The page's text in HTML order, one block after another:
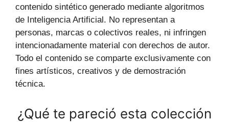
contenido sintético generado mediante algoritmos
de Inteligencia Artificial. No representan a
personas, marcas o colectivos reales, ni infringen
intencionadamente material con derechos de autor.
Todo el contenido se comparte exclusivamente con
fines artísticos, creativos y de demostración
técnica.
¿Qué te pareció esta colección